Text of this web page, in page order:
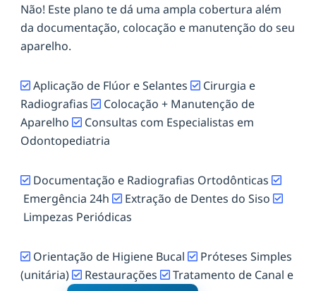
Não! Este plano te dá uma ampla cobertura além
da documentação, colocação e manutenção do seu
aparelho.
Aplicação de Flúor e Selantes
Cirurgia e
Radiografias
Colocação + Manutenção de
Aparelho
Consultas com Especialistas em
Odontopediatria
Documentação e Radiografias Ortodônticas
Emergência 24h
Extração de Dentes do Siso
Limpezas Periódicas
Orientação de Higiene Bucal
Próteses Simples
(unitária)
Restaurações Tratamento de Canal e